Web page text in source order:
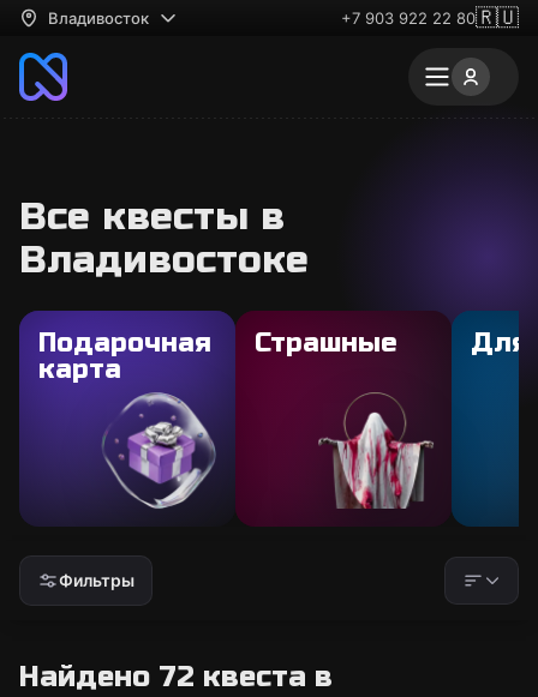
Владивосток +7 903 922 22 80🇷🇺
Все квесты в
Владивостоке
Подарочная
карта
Страшные Для
Фильтры
Найдено 72 квеста в